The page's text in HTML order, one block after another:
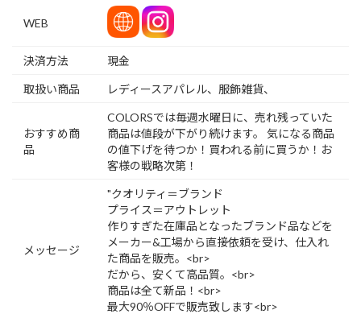
WEB
決済方法 現金
取扱い商品 レディースアパレル、服飾雑貨、
おすすめ商
品
COLORSでは毎週水曜日に、売れ残っていた
商品は値段が下がり続けます。 気になる商品
の値下げを待つか！買われる前に買うか！お
客様の戦略次第！
メッセージ
"クオリティ＝ブランド
プライス＝アウトレット
作りすぎた在庫品となったブランド品などを
メーカー&工場から直接依頼を受け、仕入れ
た商品を販売。<br>
だから、安くて高品質。<br>
商品は全て新品！<br>
最大90％OFFで販売致します<br>